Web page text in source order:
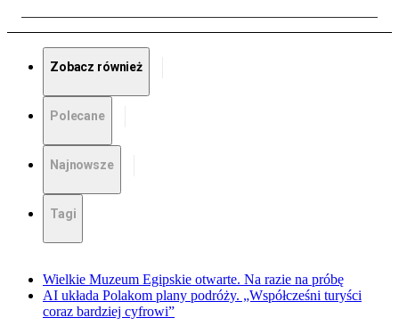
Zobacz również
Polecane
Najnowsze
Tagi
Wielkie Muzeum Egipskie otwarte. Na razie na próbę
AI układa Polakom plany podróży. „Współcześni turyści
coraz bardziej cyfrowi”